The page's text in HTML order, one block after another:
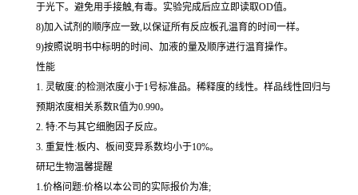
于光下。避免用手接触,有毒。实验完成后应立即读取OD值。
8)加入试剂的顺序应一致,以保证所有反应板孔温育的时间一样。
9)按照说明书中标明的时间、加液的量及顺序进行温育操作。
性能
1. 灵敏度:的检测浓度小于1号标准品。稀释度的线性。样品线性回归与
预期浓度相关系数R值为0.990。
2. 特:不与其它细胞因子反应。
3. 重复性:板内、板间变异系数均小于10%。
研玘生物温馨提醒
1.价格问题:价格以本公司的实际报价为准;